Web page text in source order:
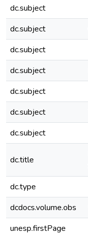
dc.subject
dc.subject
dc.subject
dc.subject
dc.subject
dc.subject
dc.subject
dc.title
dc.type
dcdocs.volume.obs
unesp.firstPage